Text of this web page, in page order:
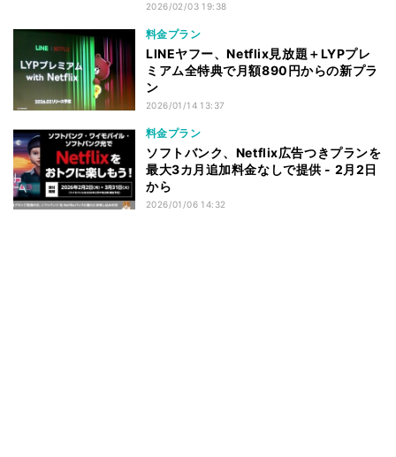
2026/02/03 19:38
料金プラン
LINEヤフー、Netflix見放題＋LYPプレ
ミアム全特典で月額890円からの新プラ
ン
2026/01/14 13:37
料金プラン
ソフトバンク、Netflix広告つきプランを
最大3カ月追加料金なしで提供 - 2月2日
から
2026/01/06 14:32